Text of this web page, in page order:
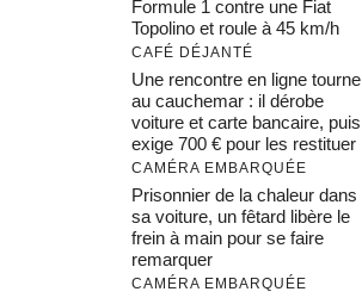
Formule 1 contre une Fiat
Topolino et roule à 45 km/h
CAFÉ DÉJANTÉ
Une rencontre en ligne tourne
au cauchemar : il dérobe
voiture et carte bancaire, puis
exige 700 € pour les restituer
CAMÉRA EMBARQUÉE
Prisonnier de la chaleur dans
sa voiture, un fêtard libère le
frein à main pour se faire
remarquer
CAMÉRA EMBARQUÉE